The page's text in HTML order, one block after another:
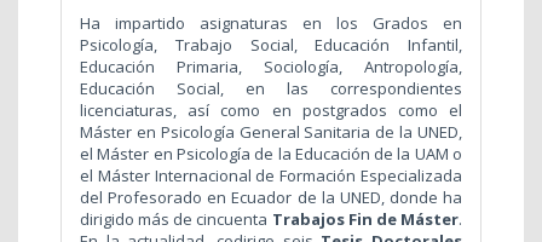
Ha impartido asignaturas en los Grados en
Psicología, Trabajo Social, Educación Infantil,
Educación Primaria, Sociología, Antropología,
Educación Social, en las correspondientes
licenciaturas, así como en postgrados como el
Máster en Psicología General Sanitaria de la UNED,
el Máster en Psicología de la Educación de la UAM o
el Máster Internacional de Formación Especializada
del Profesorado en Ecuador de la UNED, donde ha
dirigido más de cincuenta Trabajos Fin de Máster.